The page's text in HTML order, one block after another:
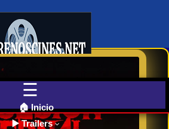
🏠 Inicio
▶️ Trailers